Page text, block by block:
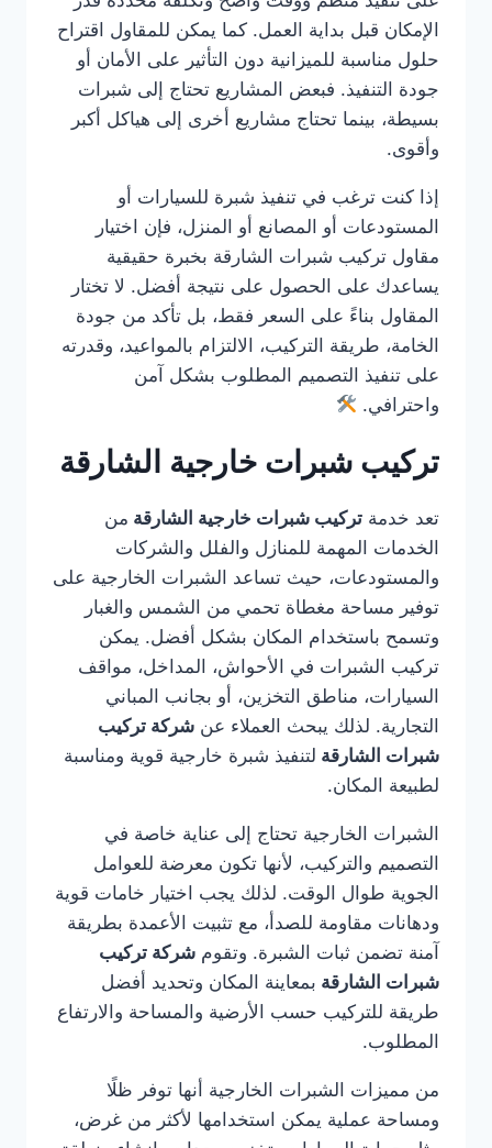
الإمكان قبل بداية العمل. كما يمكن للمقاول اقتراح
حلول مناسبة للميزانية دون التأثير على الأمان أو
جودة التنفيذ. فبعض المشاريع تحتاج إلى شبرات
بسيطة، بينما تحتاج مشاريع أخرى إلى هياكل أكبر
وأقوى.
إذا كنت ترغب في تنفيذ شبرة للسيارات أو
المستودعات أو المصانع أو المنزل، فإن اختيار
مقاول تركيب شبرات الشارقة بخبرة حقيقية
يساعدك على الحصول على نتيجة أفضل. لا تختار
المقاول بناءً على السعر فقط، بل تأكد من جودة
الخامة، طريقة التركيب، الالتزام بالمواعيد، وقدرته
على تنفيذ التصميم المطلوب بشكل آمن
واحترافي.
تركيب شبرات خارجية الشارقة
تعد خدمة تركيب شبرات خارجية الشارقة من
الخدمات المهمة للمنازل والفلل والشركات
والمستودعات، حيث تساعد الشبرات الخارجية على
توفير مساحة مغطاة تحمي من الشمس والغبار
وتسمح باستخدام المكان بشكل أفضل. يمكن
تركيب الشبرات في الأحواش، المداخل، مواقف
السيارات، مناطق التخزين، أو بجانب المباني
التجارية. لذلك يبحث العملاء عن شركة تركيب
شبرات الشارقة لتنفيذ شبرة خارجية قوية ومناسبة
لطبيعة المكان.
الشبرات الخارجية تحتاج إلى عناية خاصة في
التصميم والتركيب، لأنها تكون معرضة للعوامل
الجوية طوال الوقت. لذلك يجب اختيار خامات قوية
ودهانات مقاومة للصدأ، مع تثبيت الأعمدة بطريقة
آمنة تضمن ثبات الشبرة. وتقوم شركة تركيب
شبرات الشارقة بمعاينة المكان وتحديد أفضل
طريقة للتركيب حسب الأرضية والمساحة والارتفاع
المطلوب.
من مميزات الشبرات الخارجية أنها توفر ظلًا
ومساحة عملية يمكن استخدامها لأكثر من غرض،